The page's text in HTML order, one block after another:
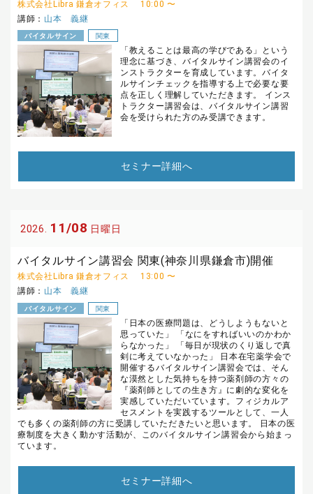
株式会社Libra 鎌倉オフィス
10:00 〜
講師： 山本 義継
バイタルサイン 関東
「教えることは最高の学びである」という
理念に基づき、バイタルサイン講習会のイ
ンストラクターを育成しています。バイタ
ルサインチェックを指導する上で必要な要
点を正しく理解していただきます。 インス
トラクター講習会は、バイタルサイン講習
会を受けられた方のみ受講できます。
セミナー詳細へ
2026. 11/08 日曜日
バイタルサイン講習会 関東(神奈川県鎌倉市)開催
株式会社Libra 鎌倉オフィス
13:00 〜
講師： 山本 義継
バイタルサイン 関東
「日本の医療問題は、どうしようもないと
思っていた」 「なにをすればいいのかわか
らなかった」 「毎日が現状のくり返しで真
剣に考えていなかった」 日本在宅薬学会で
開催するバイタルサイン講習会では、そん
な漠然とした気持ちを持つ薬剤師の方々の
『薬剤師としての生き方』に劇的な変化を
実感していただいています。フィジカルア
セスメントを実践するツールとして、一人
でも多くの薬剤師の方に受講していただきたいと思います。 日本の医
療制度を大きく動かす活動が、このバイタルサイン講習会から始まっ
ています。
セミナー詳細へ